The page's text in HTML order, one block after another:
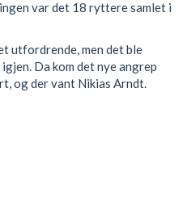
var det 18 ryttere samlet i
utfordrende, men det ble
Da kom det nye angrep
og der vant Nikias Arndt.